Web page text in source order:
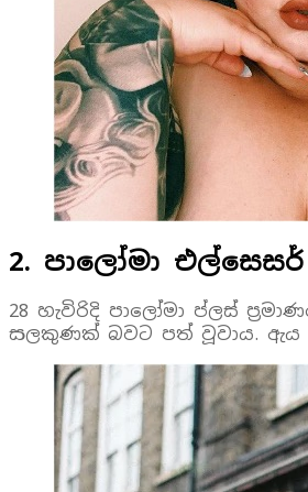
2. පාලෝමා එල්සෙසර්
28 හැවිරිදි පාලෝමා ප්ලස්
සලකුණක් බවට පත් වූවාය. ඇය